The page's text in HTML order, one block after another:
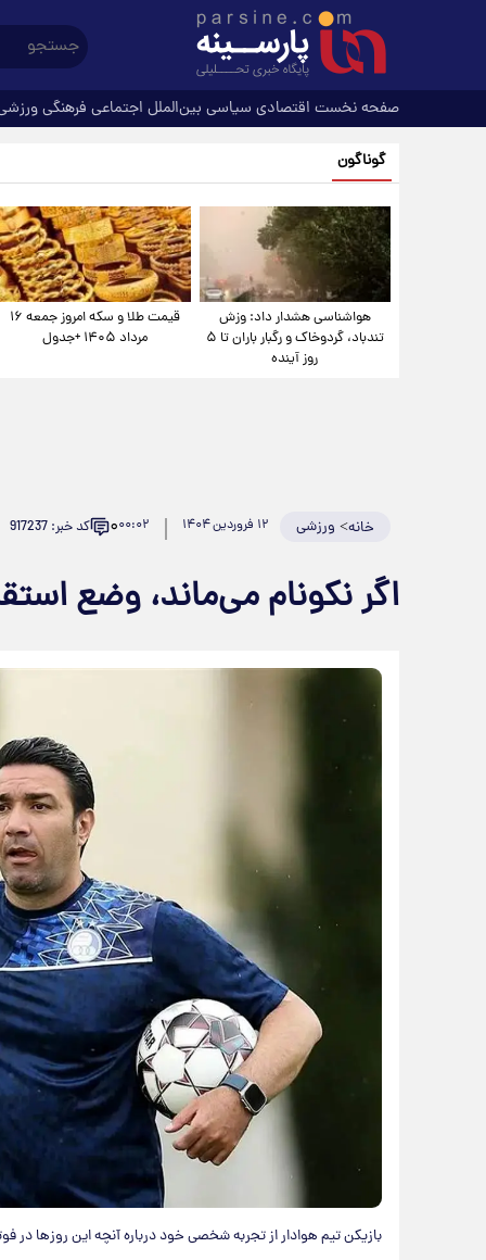
صفحه نخست اقتصادی سیاسی بین‌الملل اجتماعی فرهنگی
گوناگون
هواشناسی هشدار داد: وزش
تندباد، گردوخاک و رگبار باران تا ۵
روز آینده
قیمت طلا و سکه امروز جمعه ۱۶
مرداد ۱۴۰۵ +جدول
خانه> ورزشی ۱۲ فروردین ۱۴۰۴ ۰۰:۰۲۰ کد خبر: 917237
اگر نکونام می‌ماند، وضع
بازیکن تیم هوادار از تجربه شخصی خود درباره آنچه این‌ روزها